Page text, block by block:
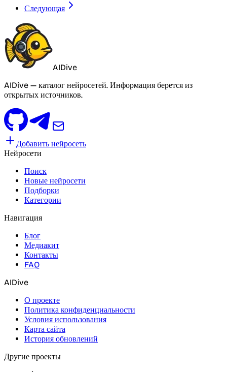
Следующая
AIDive
AIDive — каталог нейросетей. Информация берется из
открытых источников.
Добавить нейросеть
Нейросети
Поиск
Новые нейросети
Подборки
Категории
Навигация
Блог
Медиакит
Контакты
FAQ
AIDive
О проекте
Политика конфиденциальности
Условия использования
Карта сайта
История обновлений
Другие проекты